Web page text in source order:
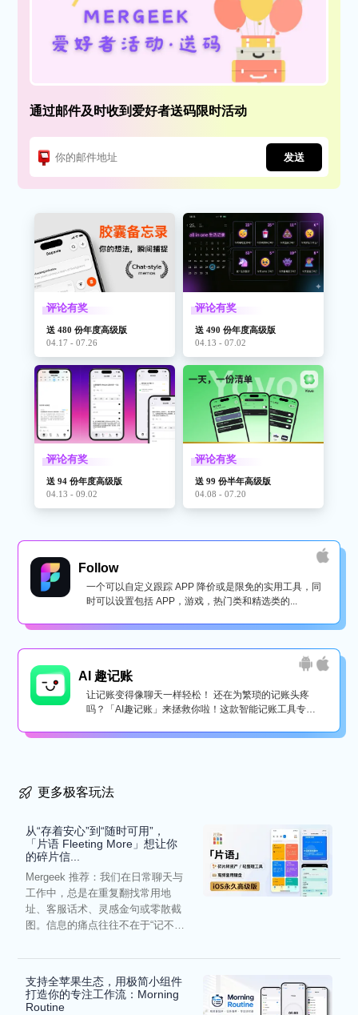
通过邮件及时收到爱好者送码限时活动
发送
评论有奖
送 480 份年度高级版
04.17 - 07.26
评论有奖
送 490 份年度高级版
04.13 - 07.02
评论有奖
送 94 份年度高级版
04.13 - 09.02
评论有奖
送 99 份半年高级版
04.08 - 07.20
Follow
一个可以自定义跟踪 APP 降价或是限免的实用工具，同
时可以设置包括 APP，游戏，热门类和精选类的...
AI 趣记账
让记账变得像聊天一样轻松！ 还在为繁琐的记账头疼
吗？「AI趣记账」来拯救你啦！这款智能记账工具专为
更多极客玩法
从“存着安心”到“随时可用”，
「片语 Fleeting More」想让你
的碎片信...
Mergeek 推荐：我们在日常聊天与
工作中，总是在重复翻找常用地
址、客服话术、灵感金句或零散截
图。信息的痛点往往不在于“记不
支持全苹果生态，用极简小组件
打造你的专注工作流：Morning
Routine